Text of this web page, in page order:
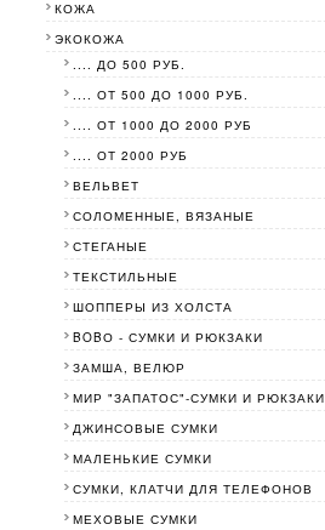
КОЖА
ЭКОКОЖА
.... ДО 500 РУБ.
.... ОТ 500 ДО 1000 РУБ.
.... ОТ 1000 ДО 2000 РУБ
.... ОТ 2000 РУБ
ВЕЛЬВЕТ
СОЛОМЕННЫЕ, ВЯЗАНЫЕ
СТЕГАНЫЕ
ТЕКСТИЛЬНЫЕ
ШОППЕРЫ ИЗ ХОЛСТА
BOBО - СУМКИ И РЮКЗАКИ
ЗАМША, ВЕЛЮР
МИР "ЗАПАТОС"-СУМКИ И РЮКЗАКИ
ДЖИНСОВЫЕ СУМКИ
МАЛЕНЬКИЕ СУМКИ
СУМКИ, КЛАТЧИ ДЛЯ ТЕЛЕФОНОВ
МЕХОВЫЕ СУМКИ